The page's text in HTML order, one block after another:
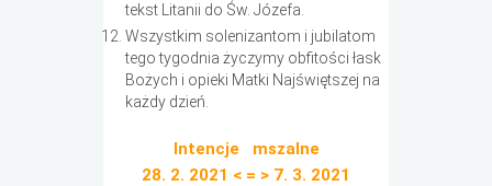
tekst Litanii do Św. Józefa.
Wszystkim solenizantom i jubilatom
tego tygodnia życzymy obfitości łask
Bożych i opieki Matki Najświętszej na
każdy dzień.
Intencje mszalne
28. 2. 2021 < = > 7. 3. 2021